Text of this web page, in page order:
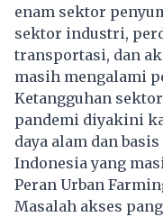
enam sektor
sektor industri,
transportasi, dan
masih mengalami
Ketangguhan
pandemi diyakini
daya alam dan
Indonesia yang
Peran Urban
Masalah akses